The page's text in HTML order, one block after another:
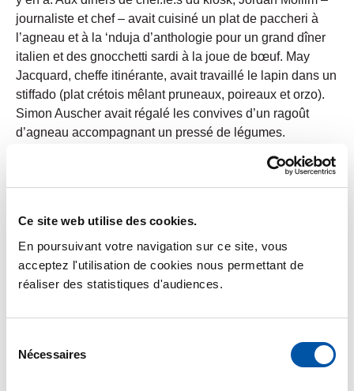
Ce site web utilise des cookies.
En poursuivant votre navigation sur ce site, vous
acceptez l'utilisation de cookies nous permettant de
réaliser des statistiques d'audiences.
Nécessaires
journaliste et chef – avait cuisiné un plat de paccheri à
l’agneau et à la ‘nduja d’anthologie pour un grand dîner
italien et des gnocchetti sardi à la joue de bœuf. May
Jacquard, cheffe itinérante, avait travaillé le lapin dans un
stiffado (plat crétois mêlant pruneaux, poireaux et orzo).
Simon Auscher avait régalé les convives d’un ragoût
d’agneau accompagnant un pressé de légumes.